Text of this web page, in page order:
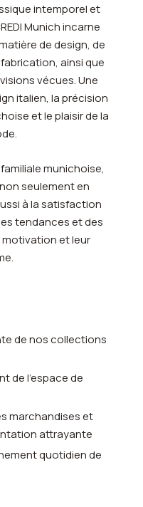
intemporel et
Munich incarne
de design, de
ainsi que
vécues. Une
italien, la précision
et le plaisir de la
munichoise,
seulement en
à la satisfaction
tendances et des
motivation et leur
de nos collections
de l’espace de
marchandises et
attrayante
quotidien de